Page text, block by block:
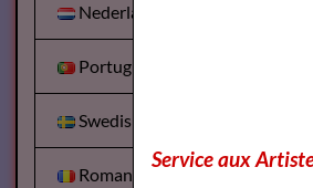
Nederlands
Portuguesa
Swedish
Romanian
Service aux